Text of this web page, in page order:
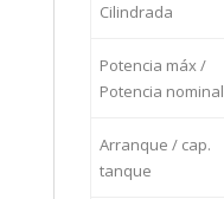
Cilindrada
Potencia máx /
Potencia nominal
Arranque / cap.
tanque